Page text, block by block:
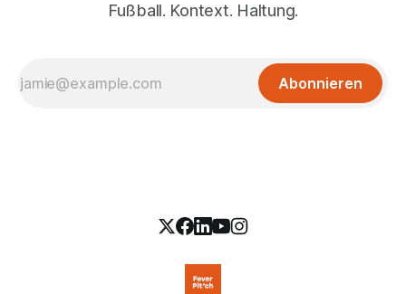
Fußball. Kontext. Haltung.
Abonnieren